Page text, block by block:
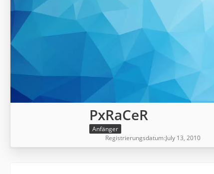
PxRaCeR
Anfänger
Registrierungsdatum July 13, 2010